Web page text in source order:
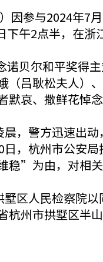
）因参与2024年
午2点半，在浙
诺贝尔和平奖得
（吕耿松夫人）
默哀、撒鲜花悼
，警方迅速出
日，杭州市公安
稳”为由，对相
区人民检察院
杭州市拱墅区半